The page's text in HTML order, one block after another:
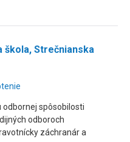
škola, Strečnianska
odbornej spôsobilosti
odboroch
záchranár a